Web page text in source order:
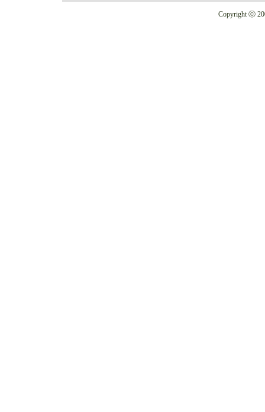
Copyright ⓒ